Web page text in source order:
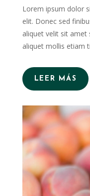
Lorem ipsum dolor
elit. Donec sed
aliquet velit sit amet
aliquet mollis etiam
LEER MÁS